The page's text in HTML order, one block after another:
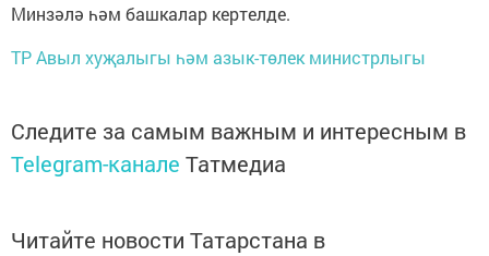
Минзәлә һәм башкалар кертелде.
ТР Авыл хуҗалыгы һәм азык-төлек министрлыгы
Следите за самым важным и интересным в
Telegram-канале Татмедиа
Читайте новости Татарстана в